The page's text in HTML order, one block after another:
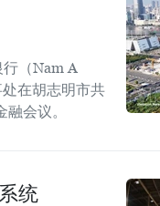
（Nam A
在胡志明市共
会议。
统